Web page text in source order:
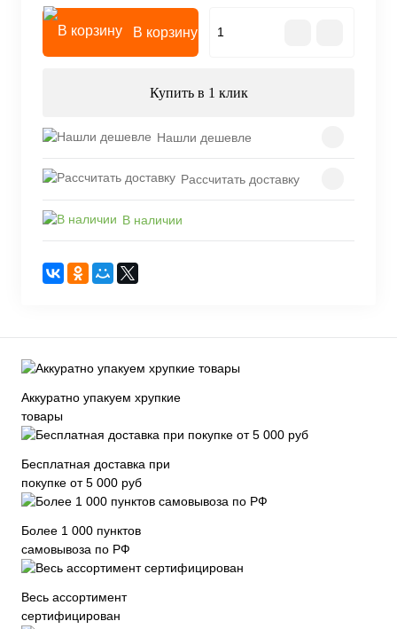
В корзину
Купить в 1 клик
Нашли дешевле
Рассчитать доставку
В наличии
Аккуратно упакуем хрупкие
товары
Бесплатная доставка при
покупке от 5 000 руб
Более 1 000 пунктов
самовывоза по РФ
Весь ассортимент
сертифицирован